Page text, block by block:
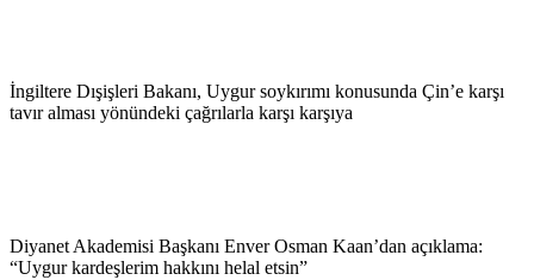
İngiltere Dışişleri Bakanı, Uygur soykırımı konusunda Çin’e karşı
tavır alması yönündeki çağrılarla karşı karşıya
Diyanet Akademisi Başkanı Enver Osman Kaan’dan açıklama:
“Uygur kardeşlerim hakkını helal etsin”